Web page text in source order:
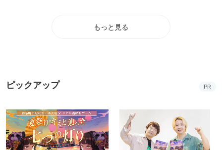
もっと見る
ピックアップ PR